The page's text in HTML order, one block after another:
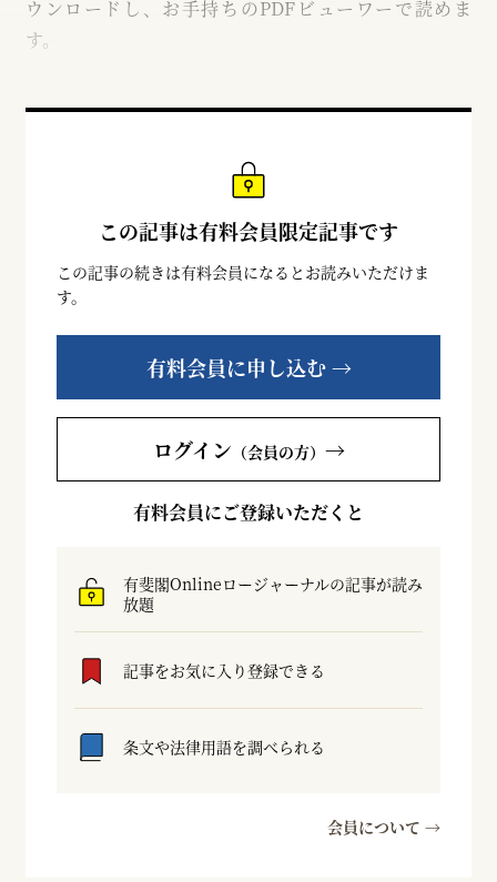
ウンロードし、お手持ちのPDFビューワーで読めま
す。
この記事は有料会員限定記事です
この記事の続きは有料会員になるとお読みいただけま
す。
有料会員に申し込む →
ログイン （会員の方） →
有料会員にご登録いただくと
有斐閣Onlineロージャーナルの記事が読み
放題
記事をお気に入り登録できる
条文や法律用語を調べられる
会員について →